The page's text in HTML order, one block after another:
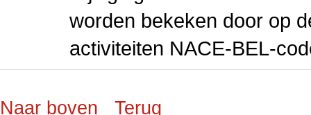
worden bekeken door op
activiteiten NACE-BEL-
Naar boven Terug